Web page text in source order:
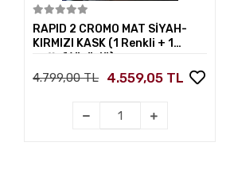
RAPID 2 CROMO MAT SİYAH-
KIRMIZI KASK (1 Renkli + 1
Şeffaf Vizörlü)
4.799,00 TL 4.559,05 TL